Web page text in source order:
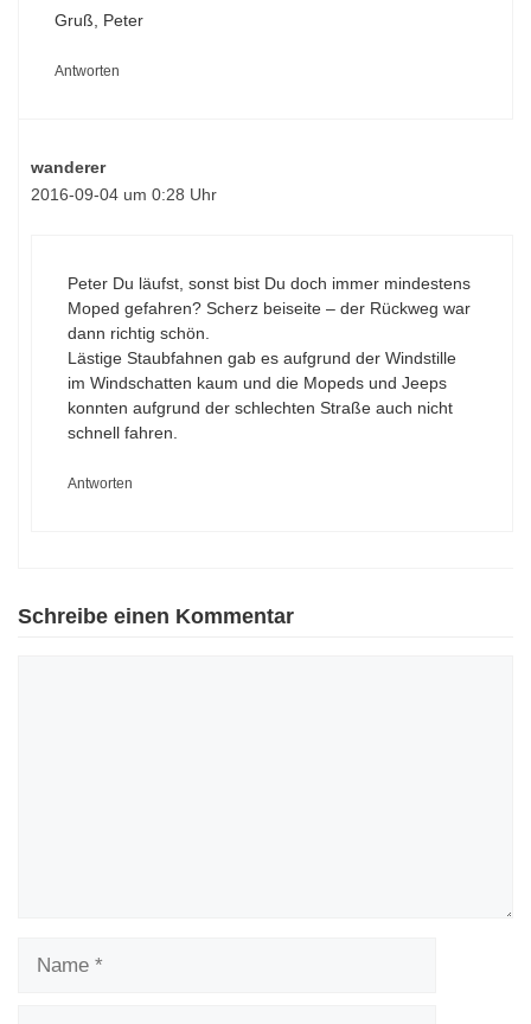
Gruß, Peter
Antworten
wanderer
2016-09-04 um 0:28 Uhr
Peter Du läufst, sonst bist Du doch immer mindestens
Moped gefahren? Scherz beiseite – der Rückweg war
dann richtig schön.
Lästige Staubfahnen gab es aufgrund der Windstille
im Windschatten kaum und die Mopeds und Jeeps
konnten aufgrund der schlechten Straße auch nicht
schnell fahren.
Antworten
Schreibe einen Kommentar